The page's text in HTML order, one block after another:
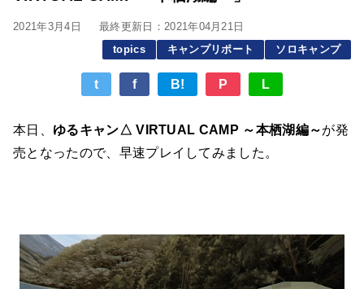
2021年3月4日
最終更新日：2021年04月21日
topics
キャンプリポート ソロキャンプ
t f B! P L
本日、 ゆるキャン△ VIRTUAL CAMP ～本栖湖編～が発
売となったので、早速プレイしてみました。